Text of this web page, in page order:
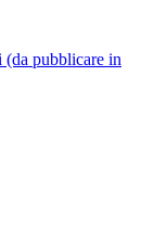
pubblicare in